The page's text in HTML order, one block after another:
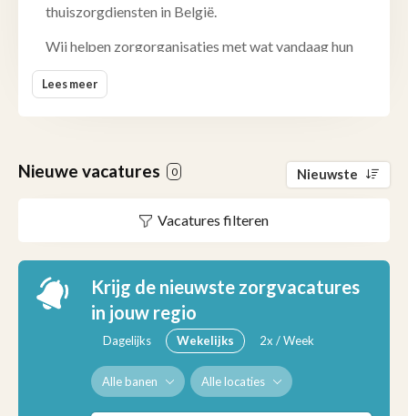
thuiszorgdiensten in België.
Wij helpen zorgorganisaties met wat vandaag hun
twee grootste uitdagingen zijn:
volle bezetting en voldoende personeel.
zorgen wij voor gerichte zichtbaarheid bij families
en zorgprofessionals die actief op zoek zijn naar
een oplossing. Geen generieke marketing, maar een
platform dat exclusief gebouwd is voor de
ouderenzorg.
Lees meer
Nieuwe vacatures 0 Nieuwste
Vacatures filteren
Krijg de nieuwste zorgvacatures
in jouw regio
Dagelijks Wekelijks 2x / Week
Alle banen Alle locaties